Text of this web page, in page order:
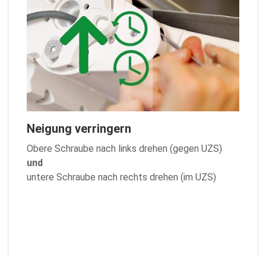
Neigung verringern
Obere Schraube nach links drehen (gegen UZS)
und
untere Schraube nach rechts drehen (im UZS)